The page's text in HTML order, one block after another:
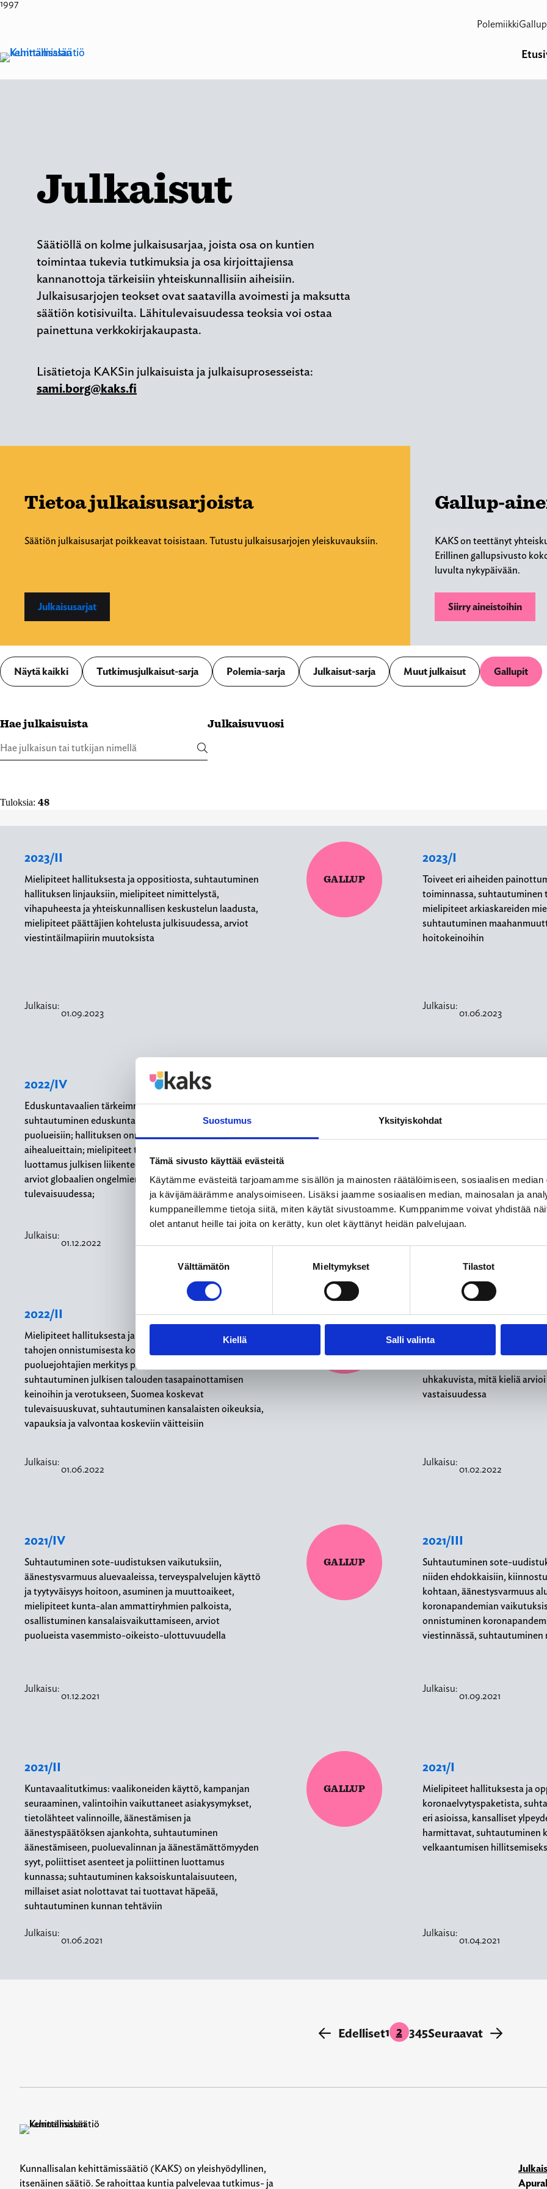
Suostumus Yksityiskohdat
Tämä sivusto käyttää evästeitä
Käytämme evästeitä tarjoamamme sisällön ja mainosten räätälöimiseen, sosiaalisen
ja kävijämäärämme analysoimiseen. Lisäksi jaamme sosiaalisen median, mainosalan ja
kumppaneillemme tietoja siitä, miten käytät sivustoamme. Kumppanimme voivat yhdistää
olet antanut heille tai joita on kerätty, kun olet käyttänyt heidän palvelujaan.
Välttämätön Mieltymykset Tilastot
Kiellä Salli valinta
Siirry
Polemiikki
Julkaisut
Säätiöllä on kolme julkaisusarjaa, joista osa on kuntien
toimintaa tukevia tutkimuksia ja osa kirjoittajiensa
kannanottoja tärkeisiin yhteiskunnallisiin aiheisiin.
Julkaisusarjojen teokset ovat saatavilla avoimesti ja maksutta
säätiön kotisivuilta. Lähitulevaisuudessa teoksia voi ostaa
painettuna verkkokirjakaupasta.
Lisätietoja KAKSin julkaisuista ja julkaisuprosesseista:
sami.borg@kaks.fi
Tietoa julkaisusarjoista
Säätiön julkaisusarjat poikkeavat toisistaan. Tutustu julkaisusarjojen yleiskuvauksiin.
Julkaisusarjat
Gallup-
KAKS on teettänyt
Erillinen gallupsivusto
luvulta nykypäivään.
Siirry aineistoihin
Näytä kaikki Tutkimusjulkaisut-sarja Polemia-sarja Julkaisut-sarja Muut julkaisut Gallupit
Hae julkaisuista Julkaisuvuosi
1997
Tuloksia: 48
GALLUP
2023/II
Mielipiteet hallituksesta ja oppositiosta, suhtautuminen
hallituksen linjauksiin, mielipiteet nimittelystä,
vihapuheesta ja yhteiskunnallisen keskustelun laadusta,
mielipiteet päättäjien kohtelusta julkisuudessa, arviot
viestintäilmapiirin muutoksista
Julkaisu:
01.09.2023
2023/I
Toiveet eri aiheiden
toiminnassa, suhtautuminen
mielipiteet arkiaskareiden
suhtautuminen
hoitokeinoihin
Julkaisu:
01.06.2023
GALLUP
2022/IV
Eduskuntavaalien tärkeimmät asiakysymykset;
suhtautuminen eduskuntavaaleihein, äänestämiseen ja
puolueisiin; hallituksen onnistuminen vaalikauden aikana
aihealueittain; mielipiteet tulevasta pääministeristä;
luottamus julkisen liikenteen eri muotojen toimivuuteen;
arviot globaalien ongelmien kehittymisestä
tulevaisuudessa;
Julkaisu:
01.12.2022
Arviot eri tahojen vastuusta
arviot ja toiveet
organisaatioita koskevat
onnistuminen), omaa itseä ja
uhkakuvat, kunnallisten
01.10.2022
2022/II
Mielipiteet hallituksesta ja oppositiosta, arviot eri
tahojen onnistumisesta koronavirusepidemian hoidossa,
puoluejohtajien merkitys puolueiden vaalimenestykseen,
suhtautuminen julkisen talouden tasapainottamisen
keinoihin ja verotukseen, Suomea koskevat
tulevaisuuskuvat, suhtautuminen kansalaisten oikeuksia,
vapauksia ja valvontaa koskeviin väitteisiin
Julkaisu:
01.06.2022
2022/I
Aluevaalitutkimuksen kysely:
uhkakuvista, mitä kieliä
vastaisuudessa
Julkaisu:
01.02.2022
GALLUP
2021/IV
Suhtautuminen sote-uudistuksen vaikutuksiin,
äänestysvarmuus aluevaaleissa, terveyspalvelujen käyttö
ja tyytyväisyys hoitoon, asuminen ja muuttoaikeet,
mielipiteet kunta-alan ammattiryhmien palkoista,
osallistuminen kansalaisvaikuttamiseen, arviot
puolueista vasemmisto-oikeisto-ulottuvuudella
Julkaisu:
01.12.2021
2021/III
Suhtautuminen sote-
niiden ehdokkaisiin,
kohtaan, äänestysvarmuus
koronapandemian
onnistuminen
viestinnässä,
Julkaisu:
01.09.2021
GALLUP
2021/II
Kuntavaalitutkimus: vaalikoneiden käyttö, kampanjan
seuraaminen, valintoihin vaikuttaneet asiakysymykset,
tietolähteet valinnoille, äänestämisen ja
äänestyspäätöksen ajankohta, suhtautuminen
äänestämiseen, puoluevalinnan ja äänestämättömyyden
syyt, poliittiset asenteet ja poliittinen luottamus
kunnassa; suhtautuminen kaksoiskuntalaisuuteen,
millaiset asiat nolottavat tai tuottavat häpeää,
suhtautuminen kunnan tehtäviin
Julkaisu:
01.06.2021
2021/I
Mielipiteet hallituksesta ja
koronaelvytyspaketista,
eri asioissa, kansalliset
harmittavat, suhtautuminen
velkaantumisen
Julkaisu:
01.04.2021
← Edelliset1 2 345Seuraavat →
Kunnallisalan kehittämissäätiö (KAKS) on yleishyödyllinen,
itsenäinen säätiö. Se rahoittaa kuntia palvelevaa tutkimus- ja